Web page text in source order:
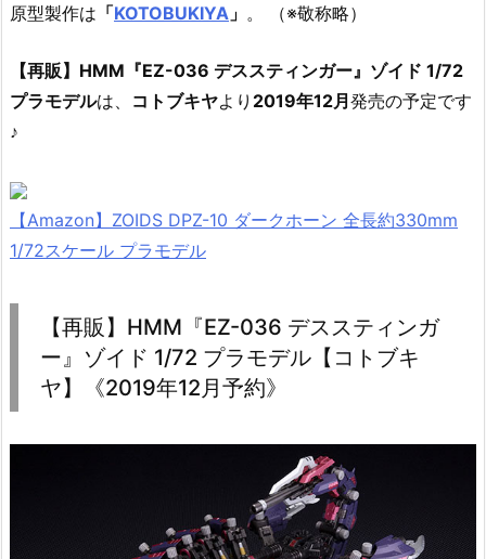
原型製作は 「KOTOBUKIYA 」 。 （※敬称略）
【再販】HMM『EZ-036 デススティンガー』ゾイド 1/72
プラモデルは、 コトブキヤより 2019年12月 発売の予定です
♪
【Amazon】ZOIDS DPZ-10 ダークホーン 全長約330mm
1/72スケール プラモデル
【再販】HMM『EZ-036 デススティンガ
ー』ゾイド 1/72 プラモデル【コトブキ
ヤ】《2019年12月予約》